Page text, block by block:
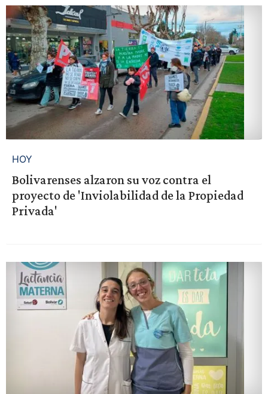
HOY
Bolivarenses alzaron su voz contra el
proyecto de 'Inviolabilidad de la Propiedad
Privada'